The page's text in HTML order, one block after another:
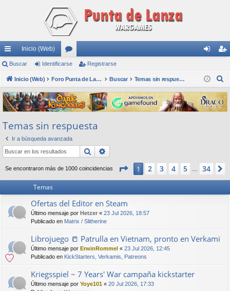
nl
ac
es
rá
pi
do
s
Inicio (Web)
or
os nti
fic
ar
ist
ra
rs
Buscar Identificarse Registrarse
Inicio (Web) Foro Punta de Lanza Wargames Buscar Temas sin respuesta
s
c
Temas sin respuesta
Ir a búsqueda avanzada
Buscar
Se encontraron más de 1000 coincidencias Página de 34
1 2 3 4 5 34
Temas
Ofertas del Editor en Steam
Último mensaje por Hetzer « 23 Jul 2026, 18:57
Publicado en Matrix / Slitherine
Librojuego 📒 Patrulla en Vietnam, pronto en Verkami
Último mensaje por ErwinRommel « 23 Jul 2026, 12:45
Publicado en KickStarters, Verkamis, Patreons
Kriegsspiel ~ 7 Years' War campaña kickstarter
Último mensaje por Yoye101 « 20 Jul 2026, 17:33